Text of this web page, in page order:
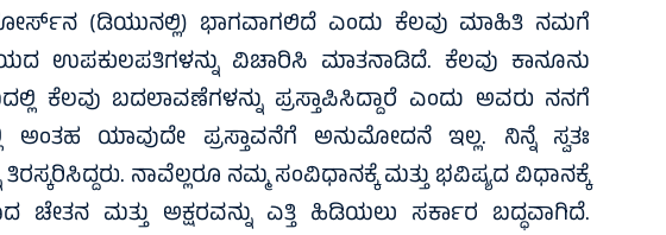
ಕೋರ್ಸ್‌ನ (ಡಿಯುನಲ್ಲಿ) ಭಾಗವಾಗಲಿದೆ ಎಂದು ಕೆಲವು ಮಾಹಿತಿ ನಮಗೆ
ಉಪಕುಲಪತಿಗಳನ್ನು ವಿಚಾರಿಸಿ ಮಾತನಾಡಿದೆ. ಕೆಲವು ಕಾನೂನು
ಕೆಲವು ಬದಲಾವಣೆಗಳನ್ನು ಪ್ರಸ್ತಾಪಿಸಿದ್ದಾರೆ ಎಂದು ಅವರು ನನಗೆ
ಯಾವುದೇ ಪ್ರಸ್ತಾವನೆಗೆ ಅನುಮೋದನೆ ಇಲ್ಲ. ನಿನ್ನೆ ಸ್ವತಃ
ನಾವೆಲ್ಲರೂ ನಮ್ಮ ಸಂವಿಧಾನಕ್ಕೆ ಮತ್ತು ಭವಿಷ್ಯದ ವಿಧಾನಕ್ಕೆ
ಚೇತನ ಮತ್ತು ಅಕ್ಷರವನ್ನು ಎತ್ತಿ ಹಿಡಿಯಲು ಸರ್ಕಾರ ಬದ್ಧವಾಗಿದೆ.